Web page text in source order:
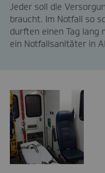
Jeder soll die
braucht. Im Notfall so
durften einen Tag lang
ein Notfallsanitäter in